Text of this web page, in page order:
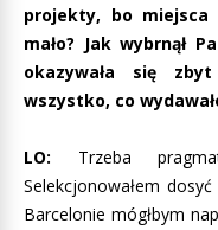
projekty, bo
mało? Jak wybrnął
okazywała się
wszystko, co
LO: Trzeba
Selekcjonowałem
Barcelonie mógłbym